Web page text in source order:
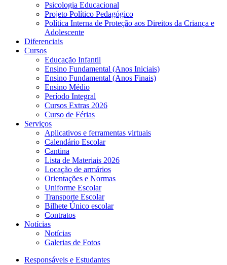
Psicologia Educacional
Projeto Político Pedagógico
Política Interna de Proteção aos Direitos da Criança e
Adolescente
Diferenciais
Cursos
Educação Infantil
Ensino Fundamental (Anos Iniciais)
Ensino Fundamental (Anos Finais)
Ensino Médio
Período Integral
Cursos Extras 2026
Curso de Férias
Serviços
Aplicativos e ferramentas virtuais
Calendário Escolar
Cantina
Lista de Materiais 2026
Locação de armários
Orientações e Normas
Uniforme Escolar
Transporte Escolar
Bilhete Único escolar
Contratos
Notícias
Notícias
Galerias de Fotos
Responsáveis e Estudantes